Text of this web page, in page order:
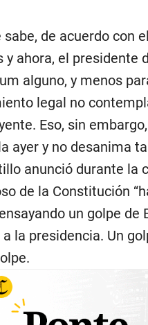
sabe, de acuerdo con
y ahora, el presidente
alguno, y menos
legal no
Eso, sin
ayer y no desanima
anunció durante la
de la Constitución
un golpe de
la presidencia. Un